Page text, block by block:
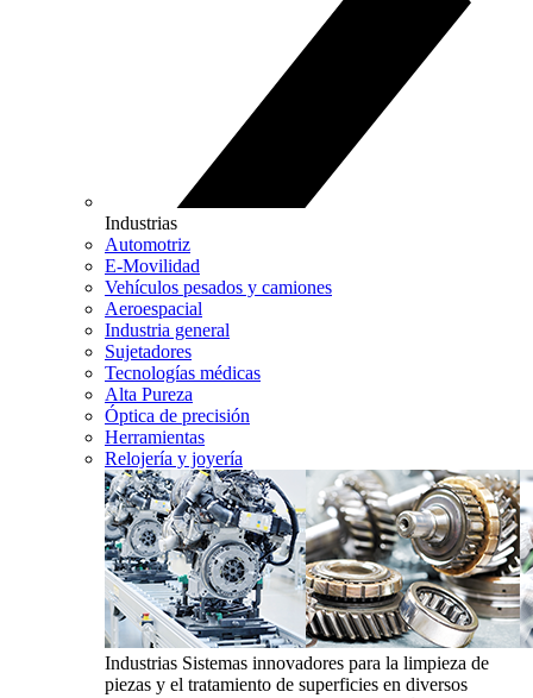
Industrias
Automotriz
E-Movilidad
Vehículos pesados y camiones
Aeroespacial
Industria general
Sujetadores
Tecnologías médicas
Alta Pureza
Óptica de precisión
Herramientas
Relojería y joyería
Industrias Sistemas innovadores para la limpieza de
piezas y el tratamiento de superficies en diversos